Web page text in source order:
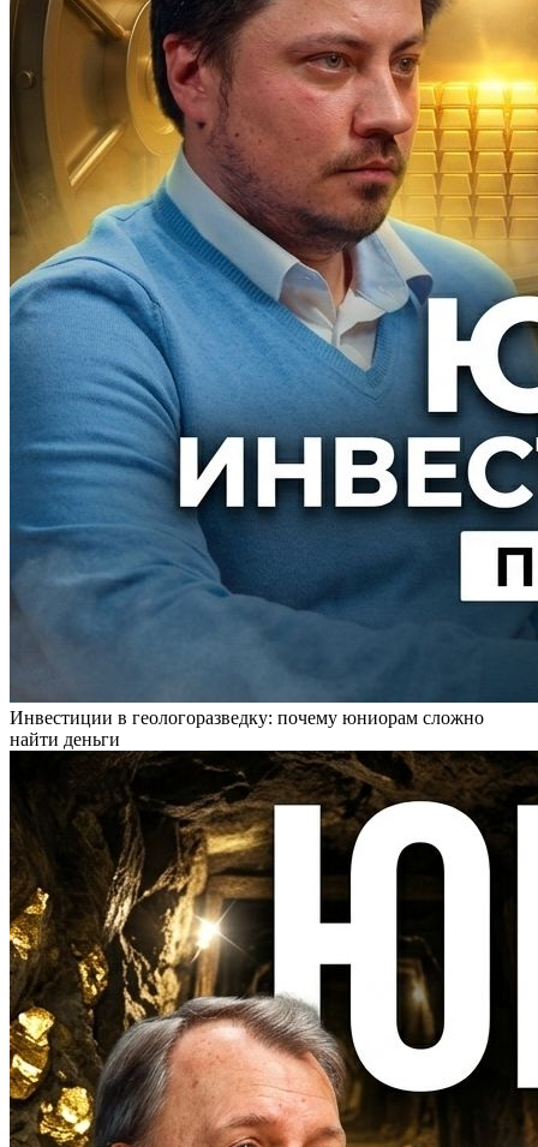
Инвестиции в геологоразведку: почему юниорам сложно
найти деньги